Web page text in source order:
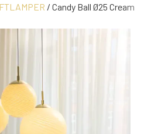
STUEN
SOFAER
SOFA DALLAS
SOFABORDE
VITRINER
Candy Ball Ø25 Cream